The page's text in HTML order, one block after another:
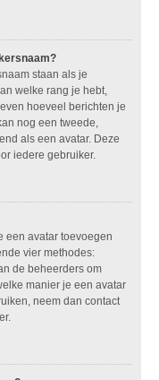
staan als je
welke rang je hebt,
hoeveel berichten je
nog een tweede,
als een avatar. Deze
iedere gebruiker.
een avatar toevoegen
vier methodes:
de beheerders om
manier je een avatar
neem dan contact